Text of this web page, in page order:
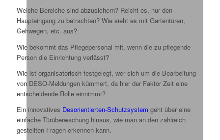
Welche Bereiche sind abzusichern? Reicht es, nur den
Haupteingang zu betrachten? Wie sieht es mit Gartentüren,
Gehwegen, etc. aus?
Wie bekommt das Pflegepersonal mit, wenn die zu pflegende
Person die Einrichtung verlässt?
Wie ist organisatorisch festgelegt, wer sich um die Bearbeitung
von DESO-Meldungen kümmert, da hier der Faktor Zeit eine
entscheidende Rolle einnimmt?
Ein innovatives Desorientierten-Schutzsystem geht über eine
einfache Türüberwachung hinaus, wie man an den zahlreich
gestellten Fragen erkennen kann.